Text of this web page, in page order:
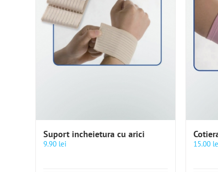
Suport incheietura cu arici
9.90 lei 15.00